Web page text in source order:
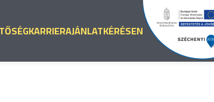
KARRIERAJÁNLATKÉRÉSEN